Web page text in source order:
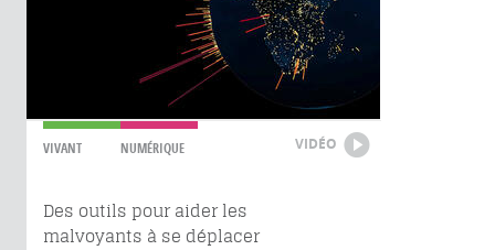
VIVANT NUMÉRIQUE VIDÉO
Des outils pour aider les
malvoyants à se déplacer